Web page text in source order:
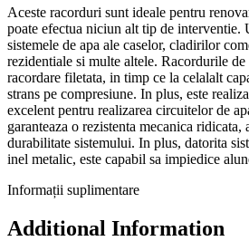
Aceste racorduri sunt ideale pentru
poate efectua niciun alt tip de interventie.
sistemele de apa ale caselor, cladirilor
rezidentiale si multe altele. Racordurile
racordare filetata, in timp ce la celalalt
strans pe compresiune. In plus, este
excelent pentru realizarea circuitelor de
garanteaza o rezistenta mecanica ridicata,
durabilitate sistemului. In plus, datorita
inel metalic, este capabil sa impiedice
Informații suplimentare
Additional Information